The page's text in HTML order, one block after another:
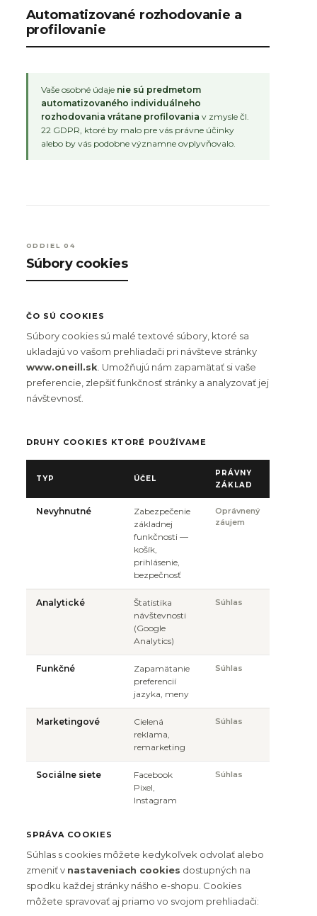
Automatizované rozhodovanie a
profilovanie
Vaše osobné údaje nie sú predmetom
automatizovaného individuálneho
rozhodovania vrátane profilovania v zmysle čl.
22 GDPR, ktoré by malo pre vás právne účinky
alebo by vás podobne významne ovplyvňovalo.
ODDIEL 04
Súbory cookies
ČO SÚ COOKIES
Súbory cookies sú malé textové súbory, ktoré sa
ukladajú vo vašom prehliadači pri návšteve stránky
www.oneill.sk . Umožňujú nám zapamätať si vaše
preferencie, zlepšiť funkčnosť stránky a analyzovať jej
návštevnosť.
DRUHY COOKIES KTORÉ POUŽÍVAME
TYP ÚČEL
PRÁVNY
ZÁKLAD
Nevyhnutné
Zabezpečenie
základnej
funkčnosti —
košík,
prihlásenie,
bezpečnosť
Oprávnený
záujem
Analytické
Štatistika
návštevnosti
(Google
Analytics)
Súhlas
Funkčné
Zapamätanie
preferencií
jazyka, meny
Súhlas
Marketingové
Cielená
reklama,
remarketing
Súhlas
Sociálne siete
Facebook
Pixel,
Instagram
Súhlas
SPRÁVA COOKIES
Súhlas s cookies môžete kedykoľvek odvolať alebo
zmeniť v nastaveniach cookies dostupných na
spodku každej stránky nášho e-shopu. Cookies
môžete spravovať aj priamo vo svojom prehliadači: